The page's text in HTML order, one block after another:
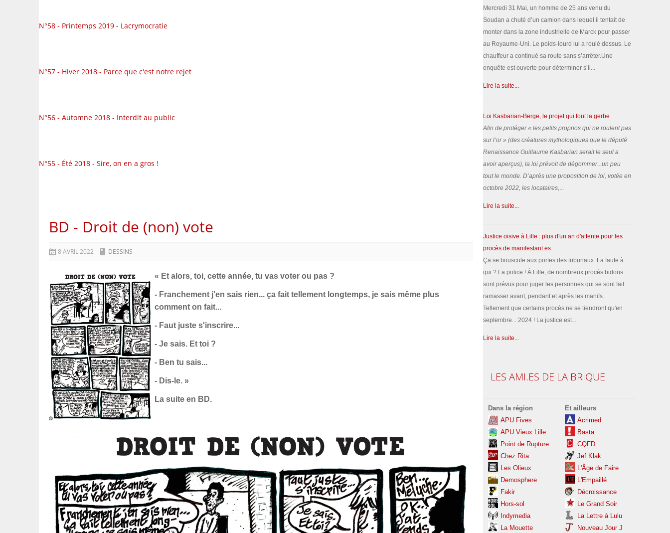
N°58 - Printemps 2019 - Lacrymocratie
N°57 - Hiver 2018 - Parce que c'est notre rejet
N°56 - Automne 2018 - Interdit au public
N°55 - Été 2018 - Sire, on en a gros !
BD - Droit de (non) vote
8 AVRIL 2022 DESSINS
« Et alors, toi, cette année, tu vas voter ou pas ?
- Franchement j'en sais rien... ça fait tellement longtemps, je sais même plus
comment on fait...
- Faut juste s'inscrire...
- Je sais. Et toi ?
- Ben tu sais...
- Dis-le. »
La suite en BD.
Mercredi 31 Mai, un homme de 25 ans venu du
Soudan a chuté d’un camion dans lequel il tentait de
monter dans la zone industrielle de Marck pour passer
au Royaume-Uni. Le poids-lourd lui a roulé dessus. Le
chauffeur a continué sa route sans s’arrêter.Une
enquête est ouverte pour déterminer s’il...
Lire la suite...
Loi Kasbarian-Berge, le projet qui fout la gerbe
Afin de protéger « les petits proprios qui ne roulent pas
sur l’or» (des créatures mythologiques que le député
Renaissance Guillaume Kasbarian serait le seul a
avoir aperçus), la loi prévoit de dégommer...un peu
tout le monde. D’après une proposition de loi, votée en
octobre 2022, les locataires,...
Lire la suite...
Justice oisive à Lille : plus d'un an d'attente pour les
procès de manifestant.es
Ça se bouscule aux portes des tribunaux. La faute à
qui ? La police ! À Lille, de nombreux procès bidons
sont prévus pour juger les personnes qui se sont fait
ramasser avant, pendant et après les manifs.
Tellement que certains procès ne se tiendront qu'en
septembre... 2024 ! La justice est...
Lire la suite...
LES AMI.ES DE LA BRIQUE
Dans la région
APU Fives
APU Vieux Lille
Point de Rupture
Chez Rita
Les Olieux
Demosphere
Fakir
Hors-sol
Indymedia
La Mouette
Et ailleurs
Acrimed
Basta
CQFD
Jef Klak
L'Âge de Faire
L'Empaillé
Décroissance
Le Grand Soir
La Lettre à Lulu
Nouveau Jour J